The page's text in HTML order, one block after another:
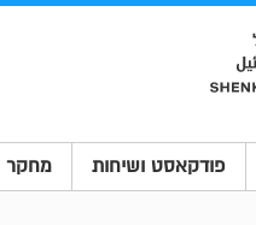
פודקאסט ושיחות מחקר